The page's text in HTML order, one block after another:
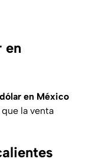
en
en México
la venta